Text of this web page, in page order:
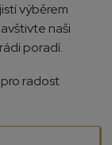
výběrem
naši
poradí.
radost